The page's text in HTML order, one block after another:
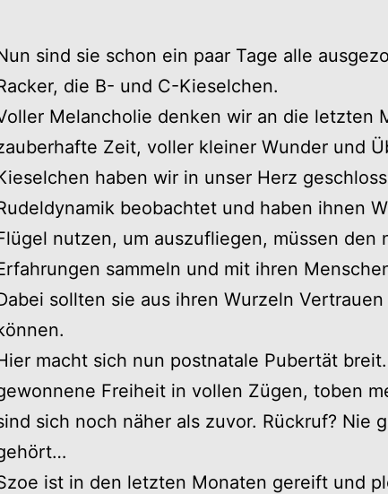
sind sie schon ein paar Tage alle
die B- und C-Kieselchen.
Melancholie denken wir an die letzten
Zeit, voller kleiner Wunder und
haben wir in unser Herz
beobachtet und haben ihnen
nutzen, um auszufliegen, müssen den
sammeln und mit ihren
sollten sie aus ihren Wurzeln
macht sich nun postnatale Pubertät
Freiheit in vollen Zügen, toben
sich noch näher als zuvor. Rückruf? Nie
ist in den letzten Monaten gereift und